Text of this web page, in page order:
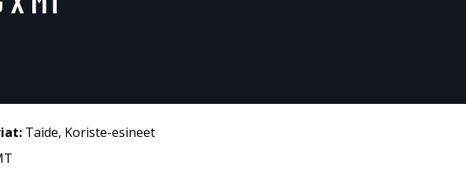
Taide, Koriste-esineet